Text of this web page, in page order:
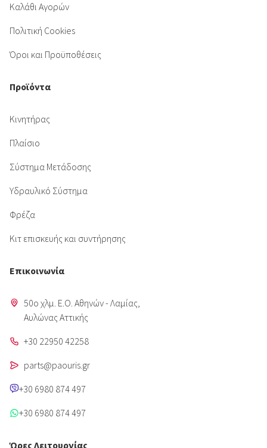
Καλάθι Αγορών
Πολιτική Cookies
Όροι και Προϋποθέσεις
Προϊόντα
Κινητήρας
Πλαίσιο
Σύστημα Μετάδοσης
Υδραυλικό Σύστημα
Φρέζα
Κιτ επισκευής και συντήρησης
Επικοινωνία
50o χλμ. Ε.Ο. Αθηνών - Λαμίας,
Aυλώνας Αττικής
+30 22950 42258
parts@paouris.gr
+30 6980 874 497
+30 6980 874 497
Ώρες Λειτουργίας